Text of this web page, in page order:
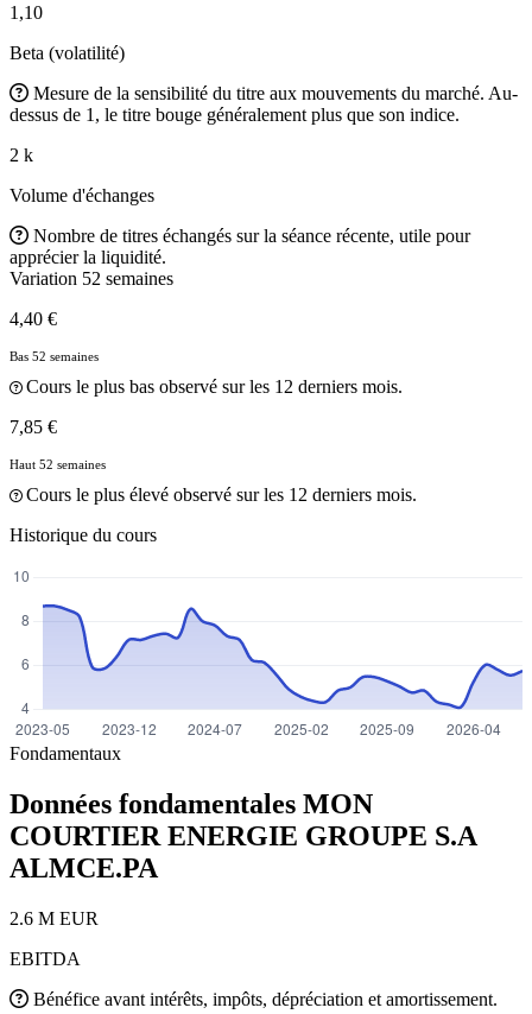
1,10
Beta (volatilité)
Mesure de la sensibilité du titre aux mouvements du marché. Au-
dessus de 1, le titre bouge généralement plus que son indice.
2 k
Volume d'échanges
Nombre de titres échangés sur la séance récente, utile pour
apprécier la liquidité.
Variation 52 semaines
4,40 €
Bas 52 semaines
Cours le plus bas observé sur les 12 derniers mois.
7,85 €
Haut 52 semaines
Cours le plus élevé observé sur les 12 derniers mois.
Historique du cours
Fondamentaux
Données fondamentales MON
COURTIER ENERGIE GROUPE S.A
ALMCE.PA
2.6 M EUR
EBITDA
Bénéfice avant intérêts, impôts, dépréciation et amortissement.